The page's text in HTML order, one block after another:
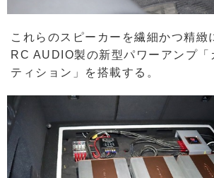
これらのスピーカーを繊細かつ精緻
RC AUDIO製の新型パワーアンプ「
ティション」を搭載する。